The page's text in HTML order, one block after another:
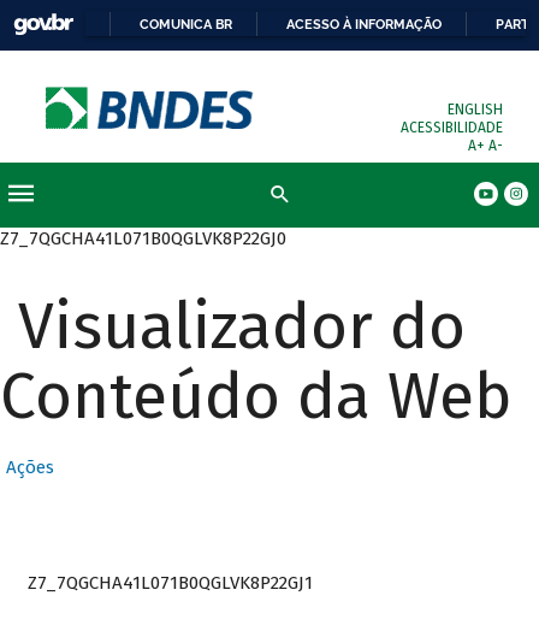
COMUNICA BR ACESSO À INFORMAÇÃO
ENGLISH
ACESSIBILIDADE
A+ A-
Z7_7QGCHA41L071B0QGLVK8P22GJ0
Visualizador do
Conteúdo da Web
Ações
Z7_7QGCHA41L071B0QGLVK8P22GJ1